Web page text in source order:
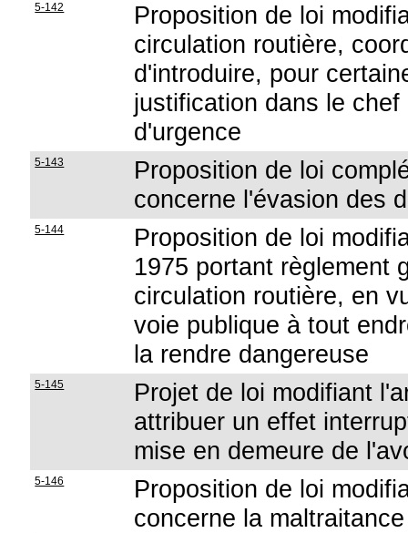
5-142
Proposition de loi
circulation routière,
d'introduire, pour
justification dans le
d'urgence
5-143
Proposition de loi
concerne l'évasion des
5-144
Proposition de loi
1975 portant règlement
circulation routière, en
voie publique à tout
la rendre dangereuse
5-145
Projet de loi modifiant
attribuer un effet
mise en demeure de
5-146
Proposition de loi
concerne la